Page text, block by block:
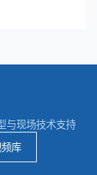
与现场技术支持
库